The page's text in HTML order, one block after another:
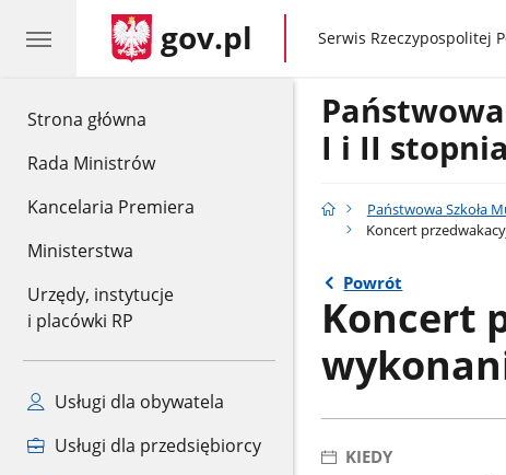
Strona główna
Rada Ministrów
Kancelaria Premiera
Ministerstwa
Urzędy, instytucje
i placówki RP
Usługi dla obywatela
Usługi dla przedsiębiorcy
gov.pl gov.pl
Serwis Rzeczypospolitej
I i II
Państwowa Szkoła
Koncert
Powrót
Koncert
KIEDY